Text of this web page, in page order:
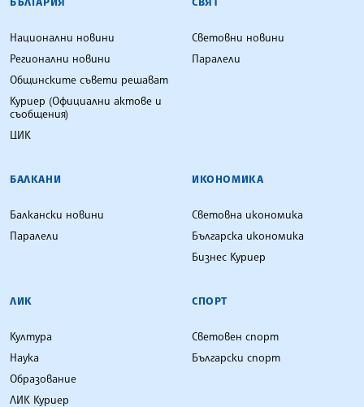
Национални новини
Регионални новини
Общинските съвети решават
Куриер (Официални актове и
съобщения)
ЦИК
Световни новини
Паралели
БАЛКАНИ
Балкански новини
Паралели
ИКОНОМИКА
Световна икономика
Българска икономика
Бизнес Куриер
ЛИК
Култура
Наука
Образование
ЛИК Куриер
СПОРТ
Световен спорт
Български спорт